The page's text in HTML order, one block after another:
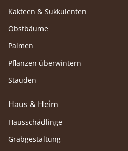
Kakteen & Sukkulenten
Obstbäume
Palmen
Pflanzen überwintern
Stauden
Haus & Heim
Hausschädlinge
Grabgestaltung